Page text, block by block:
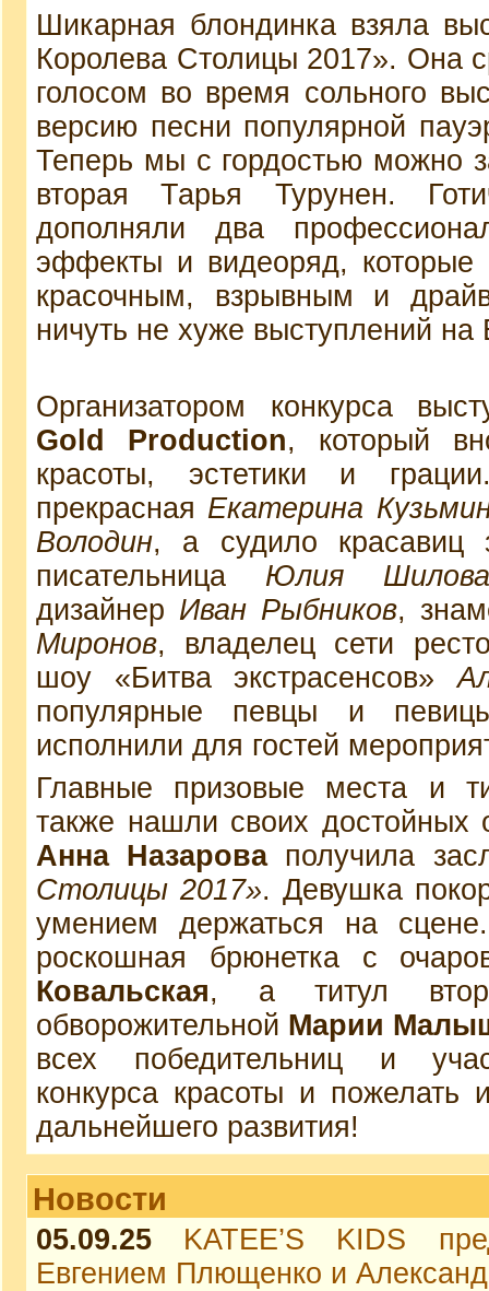
Шикарная блондинка взяла
Королева Столицы 2017». Она
голосом во время сольного
версию песни популярной
Теперь мы с гордостью можно
вторая Тарья Турунен.
дополняли два
эффекты и видеоряд,
красочным, взрывным и
ничуть не хуже выступлений на
Организатором конкурса
Gold Production, который
красоты, эстетики и
прекрасная Екатерина
Володин, а судило красавиц
писательница Юлия Шилова
дизайнер Иван Рыбников,
Миронов, владелец сети
шоу «Битва экстрасенсов»
популярные певцы и
исполнили для гостей
Главные призовые места и
также нашли своих достойных
Анна Назароваполучила
Столицы 2017». Девушка
умением держаться на
роскошная брюнетка с
Ковальская, а титул
обворожительной Марии
всех победительниц и
конкурса красоты и
дальнейшего развития!
Новости
05.09.25
KATEE’S KIDS
Евгением Плющенко и